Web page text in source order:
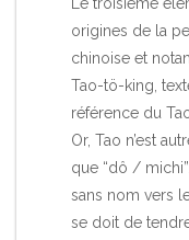
Le troisième
origines de la
chinoise et
Tao-tö-king,
référence du
Or, Tao n’est
que “dô /
sans nom vers
se doit de